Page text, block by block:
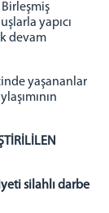
yapıcı
devam
yaşananlar
silahlı darbe